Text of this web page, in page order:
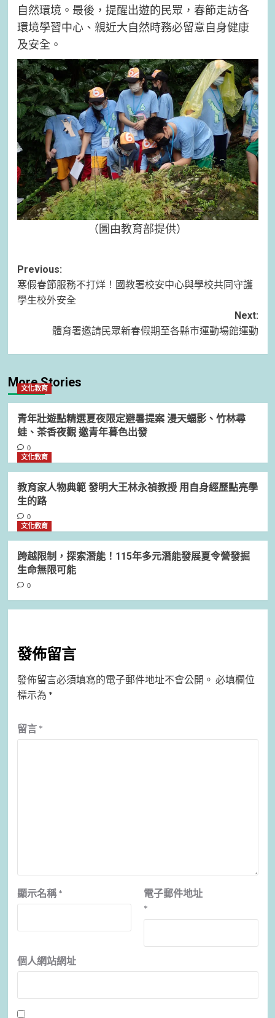
自然環境。最後，提醒出遊的民眾，春節走訪各
環境學習中心、親近大自然時務必留意自身健康
及安全。
（圖由教育部提供）
Post
navigation
Previous:
寒假春節服務不打烊！國教署校安中心與學校共同守護
學生校外安全
Next:
體育署邀請民眾新春假期至各縣市運動場館運動
More Stories
文化教育
青年壯遊點精選夏夜限定避暑提案 漫天蝠影、竹林尋
蛙、茶香夜觀 邀青年暮色出發
0
文化教育
教育家人物典範 發明大王林永禎教授 用自身經歷點亮學
生的路
0
文化教育
跨越限制，探索潛能！115年多元潛能發展夏令營發掘
生命無限可能
0
發佈留言
發佈留言必須填寫的電子郵件地址不會公開。 必填欄位
標示為 *
留言 *
顯示名稱 *
電子郵件地址
*
個人網站網址